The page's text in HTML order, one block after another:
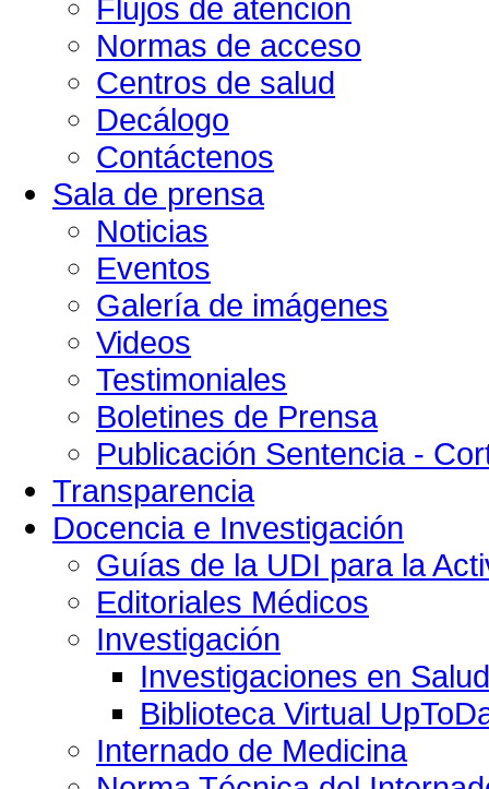
Flujos de atención
Normas de acceso
Centros de salud
Decálogo
Contáctenos
Sala de prensa
Noticias
Eventos
Galería de imágenes
Videos
Testimoniales
Boletines de Prensa
Publicación Sentencia -
Transparencia
Docencia e Investigación
Guías de la UDI para la
Editoriales Médicos
Investigación
Investigaciones en Salud
Biblioteca Virtual
Internado de Medicina